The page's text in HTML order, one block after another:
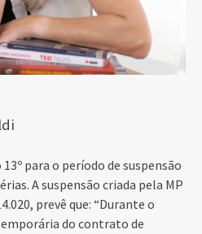
para o período de suspensão
A suspensão criada pela MP
prevê que: “Durante o
do contrato de